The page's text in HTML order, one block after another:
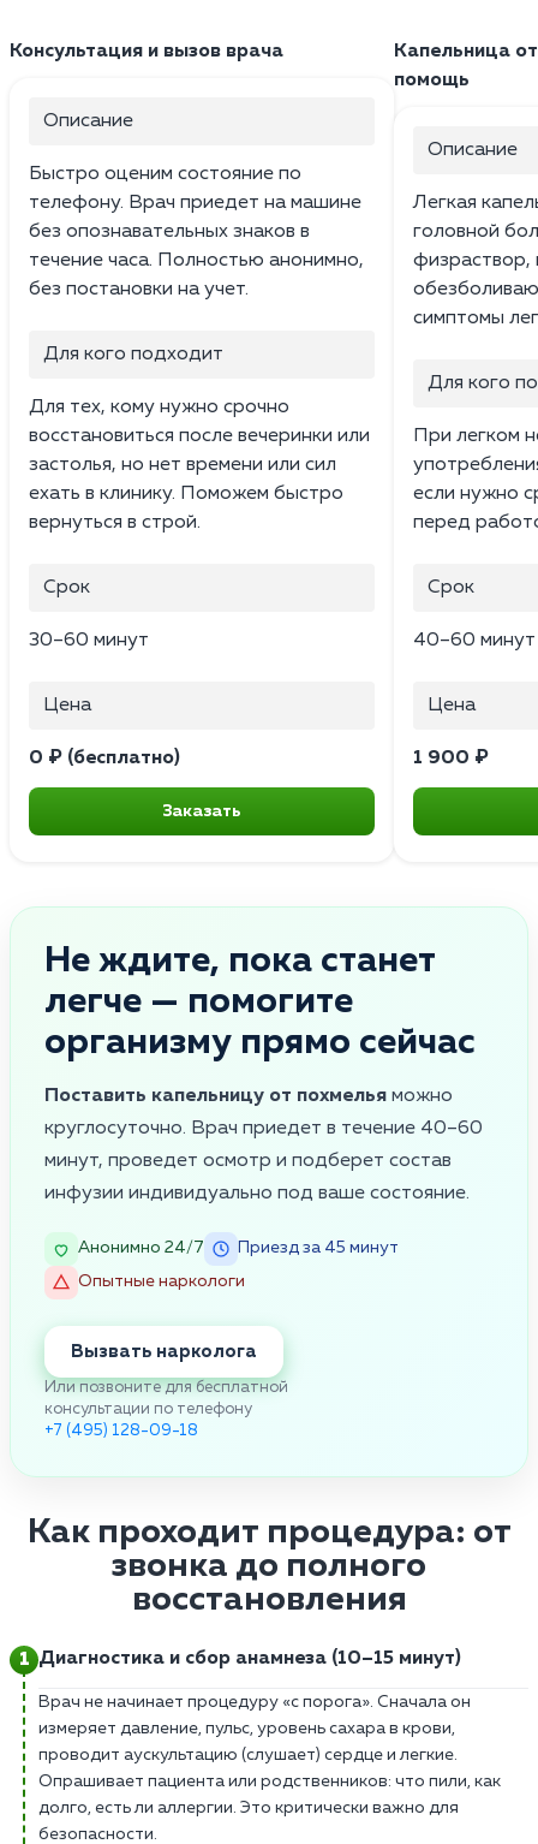
Консультация и вызов врача
Описание
Быстро оценим состояние по
телефону. Врач приедет на машине
без опознавательных знаков в
течение часа. Полностью анонимно,
без постановки на учет.
Для кого подходит
Для тех, кому нужно срочно
восстановиться после вечеринки или
застолья, но нет времени или сил
ехать в клинику. Поможем быстро
вернуться в строй.
Срок
30–60 минут
Цена
0 ₽ (бесплатно)
Заказать
Капельница
помощь
Описание
Легкая
головной
физраствор,
симптомы
Для кого
При легком
если нужно
перед
Срок
40–60 минут
Цена
1 900 ₽
Не ждите, пока станет
легче — помогите
организму прямо сейчас
Поставить капельницу от похмелья можно
круглосуточно. Врач приедет в течение 40–60
минут, проведет осмотр и подберет состав
инфузии индивидуально под ваше состояние.
Анонимно 24/7
Приезд за 45 минут
Опытные наркологи
Вызвать нарколога
Или позвоните для бесплатной
консультации по телефону
+7 (495) 128-09-18
Как проходит процедура: от
звонка до полного
восстановления
Диагностика и сбор анамнеза (10–15 минут)
Врач не начинает процедуру «с порога». Сначала он
измеряет давление, пульс, уровень сахара в крови,
проводит аускультацию (слушает) сердце и легкие.
Опрашивает пациента или родственников: что пили, как
долго, есть ли аллергии. Это критически важно для
безопасности.